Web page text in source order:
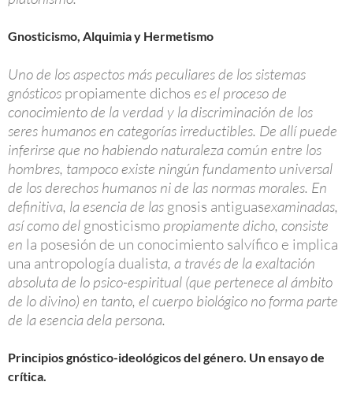
Gnosticismo, Alquimia y Hermetismo
Uno de los aspectos más peculiares de los sistemas
gnósticos propiamente dichos es el proceso de
conocimiento de la verdad y la discriminación de los
seres humanos en categorías irreductibles. De allí puede
inferirse que no habiendo naturaleza común entre los
hombres, tampoco existe ningún fundamento universal
de los derechos humanos ni de las normas morales. En
definitiva, la esencia de las gnosis antiguasexaminadas,
así como del gnosticismo propiamente dicho, consiste
en la posesión de un conocimiento salvífico e implica
una antropología dualista, a través de la exaltación
absoluta de lo psico-espiritual (que pertenece al ámbito
de lo divino) en tanto, el cuerpo biológico no forma parte
de la esencia dela persona.
Principios gnóstico-ideológicos del género. Un ensayo de
crítica.